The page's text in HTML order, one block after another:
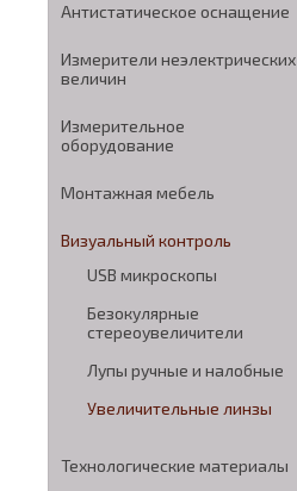
Антистатическое оснащение
Измерители неэлектрических
величин
Измерительное
оборудование
Монтажная мебель
Визуальный контроль
USB микроскопы
Безокулярные
стереоувеличители
Лупы ручные и налобные
Увеличительные линзы
Технологические материалы